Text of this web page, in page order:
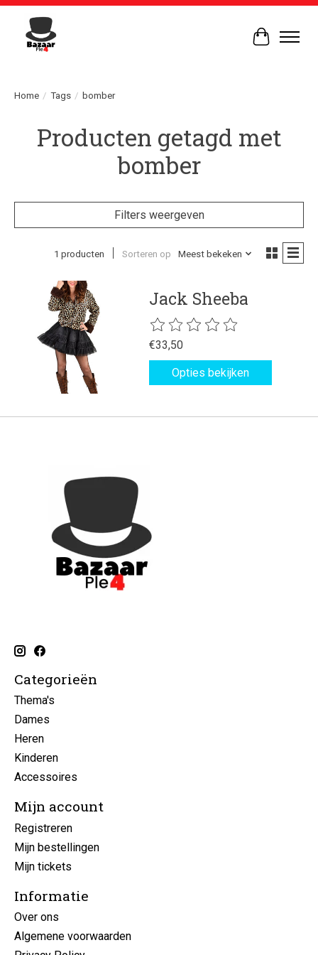
Home / Tags / bomber
Producten getagd met
bomber
Filters weergeven
1 producten Sorteren op Meest bekeken
Jack Sheeba
De beoordeling van dit product is
€33,50
Opties bekijken
Categorieën
Thema's
Dames
Heren
Kinderen
Accessoires
Mijn account
Registreren
Mijn bestellingen
Mijn tickets
Informatie
Over ons
Algemene voorwaarden